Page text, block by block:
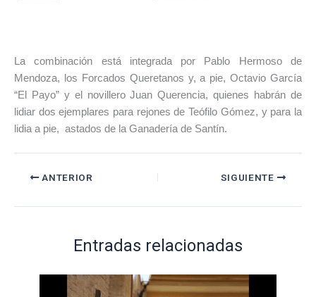
La combinación está integrada por Pablo Hermoso de
Mendoza, los Forcados Queretanos y, a pie, Octavio García
“El Payo” y el novillero Juan Querencia, quienes habrán de
lidiar dos ejemplares para rejones de Teófilo Gómez, y para la
lidia a pie, astados de la Ganadería de Santín.
ANTERIOR SIGUIENTE
Entradas relacionadas